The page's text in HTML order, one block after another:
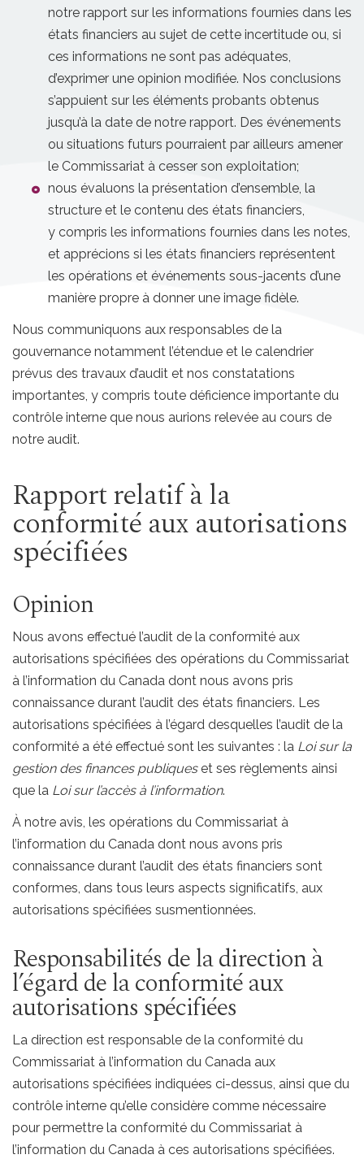
notre rapport sur les informations fournies dans les
états financiers au sujet de cette incertitude ou, si
ces informations ne sont pas adéquates,
d’exprimer une opinion modifiée. Nos conclusions
s’appuient sur les éléments probants obtenus
jusqu’à la date de notre rapport. Des événements
ou situations futurs pourraient par ailleurs amener
le Commissariat à cesser son exploitation;
nous évaluons la présentation d’ensemble, la
structure et le contenu des états financiers,
y compris les informations fournies dans les notes,
et apprécions si les états financiers représentent
les opérations et événements sous-jacents d’une
manière propre à donner une image fidèle.
Nous communiquons aux responsables de la
gouvernance notamment l’étendue et le calendrier
prévus des travaux d’audit et nos constatations
importantes, y compris toute déficience importante du
contrôle interne que nous aurions relevée au cours de
notre audit.
Rapport relatif à la
conformité aux autorisations
spécifiées
Opinion
Nous avons effectué l’audit de la conformité aux
autorisations spécifiées des opérations du Commissariat
à l’information du Canada dont nous avons pris
connaissance durant l’audit des états financiers. Les
autorisations spécifiées à l’égard desquelles l’audit de la
conformité a été effectué sont les suivantes : la Loi sur la
gestion des finances publiqueset ses règlements ainsi
que la Loi sur l’accès à l’information.
À notre avis, les opérations du Commissariat à
l’information du Canada dont nous avons pris
connaissance durant l’audit des états financiers sont
conformes, dans tous leurs aspects significatifs, aux
autorisations spécifiées susmentionnées.
Responsabilités de la direction à
l’égard de la conformité aux
autorisations spécifiées
La direction est responsable de la conformité du
Commissariat à l’information du Canada aux
autorisations spécifiées indiquées ci-dessus, ainsi que du
contrôle interne qu’elle considère comme nécessaire
pour permettre la conformité du Commissariat à
l’information du Canada à ces autorisations spécifiées.